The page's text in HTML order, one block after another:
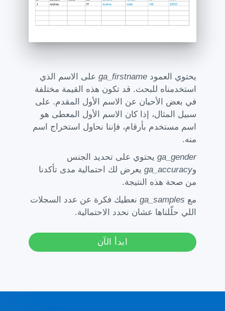
يحتوي العمودga_firstname على الاسم الذي
استخدمناه للبحث. قد تكون هذه القيمة مختلفة
في بعض الأحيان عن الاسم الأول المقدم. على
سبيل المثال، إذا كان الاسم الأول المعطى هو
اسم مستخدم بأرقام، فإننا نحاول استخراج اسم
منه.
ga_gender يحتوي على تحديد الجنس
وga_accuracy يعرض لك احتمالية مدى تأكدنا
من صحة هذه النتيجة.
مع ga_samples نعطيك فكرة عن عدد السجلات
اللي حلّلناها عشان نحدد الاحتمالية.
ابدأ الآن